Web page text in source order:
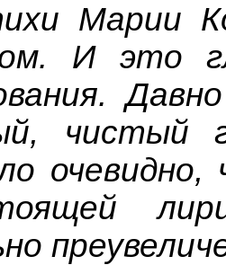
Марии
И это
чистый
очевидно,